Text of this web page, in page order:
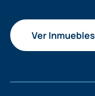
Ver Inmuebles